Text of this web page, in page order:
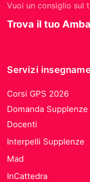
Vuoi un consiglio sul
Trova il tuo
Servizi
Corsi GPS 2026
Domanda Supplenze
Docenti
Interpelli Supplenze
Mad
InCattedra